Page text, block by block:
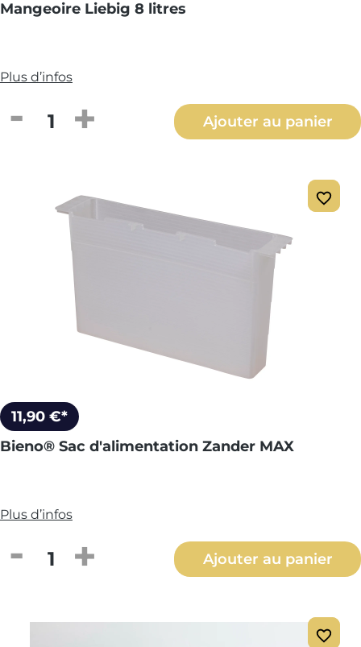
Mangeoire Liebig 8 litres
Plus d’infos
Quantité de produit : Entrez la
Ajouter au panier
11,90 €*
Bieno® Sac d'alimentation Zander MAX
Plus d’infos
Quantité de produit : Entrez la
Ajouter au panier